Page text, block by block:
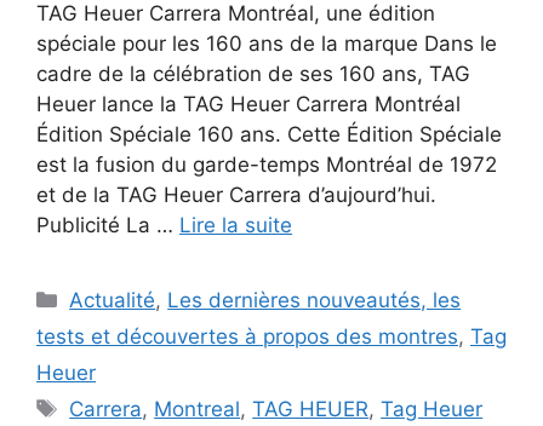
TAG Heuer Carrera Montréal, une édition
spéciale pour les 160 ans de la marque Dans le
cadre de la célébration de ses 160 ans, TAG
Heuer lance la TAG Heuer Carrera Montréal
Édition Spéciale 160 ans. Cette Édition Spéciale
est la fusion du garde-temps Montréal de 1972
et de la TAG Heuer Carrera d’aujourd’hui.
Publicité La … Lire la suite
Catégories
Actualité, Les dernières nouveautés, les
tests et découvertes à propos des montres, Tag
Heuer
Étiquettes
Carrera, Montreal,TAG HEUER,Tag Heuer